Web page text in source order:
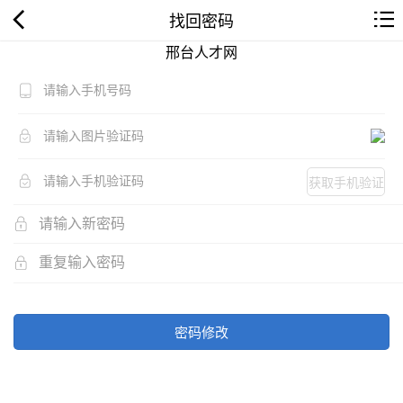
找回密码
邢台人才网
获取手机验证
密码修改